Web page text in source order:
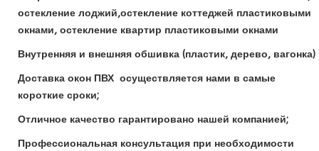
остекление лоджий,остекление коттеджей пластиковыми
окнами, остекление квартир пластиковыми окнами
Внутренняя и внешняя обшивка (пластик, дерево, вагонка)
Доставка окон ПВХ осуществляется нами в самые
короткие сроки;
Отличное качество гарантировано нашей компанией;
Профессиональная консультация при необходимости